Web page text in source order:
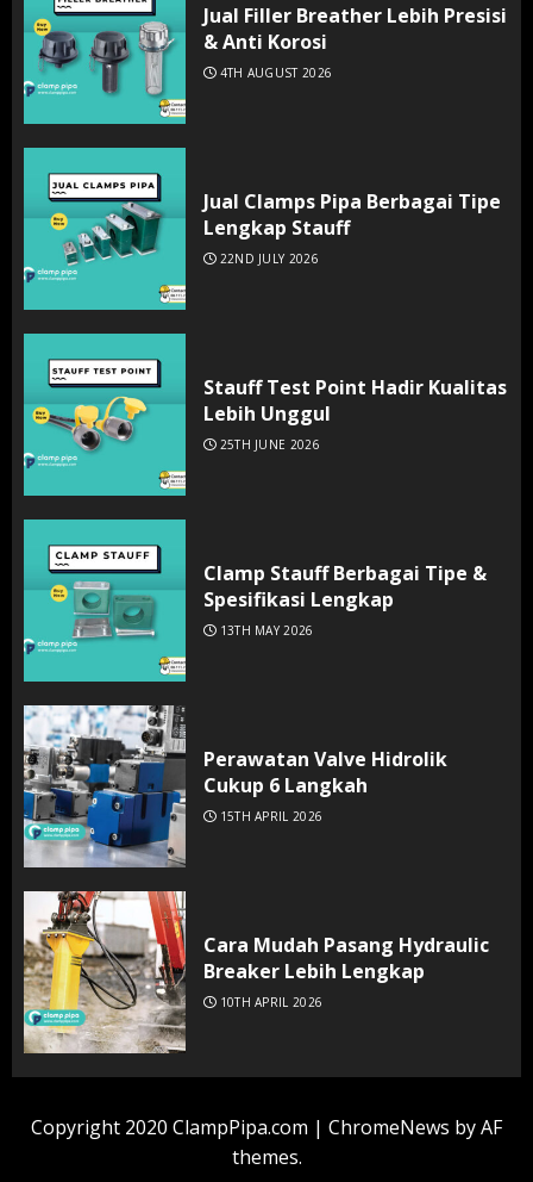
Jual Filler Breather Lebih Presisi
& Anti Korosi
4TH AUGUST 2026
Jual Clamps Pipa Berbagai Tipe
Lengkap Stauff
22ND JULY 2026
Stauff Test Point Hadir Kualitas
Lebih Unggul
25TH JUNE 2026
Clamp Stauff Berbagai Tipe &
Spesifikasi Lengkap
13TH MAY 2026
Perawatan Valve Hidrolik
Cukup 6 Langkah
15TH APRIL 2026
Cara Mudah Pasang Hydraulic
Breaker Lebih Lengkap
10TH APRIL 2026
Copyright 2020 ClampPipa.com | ChromeNews by AF
themes.